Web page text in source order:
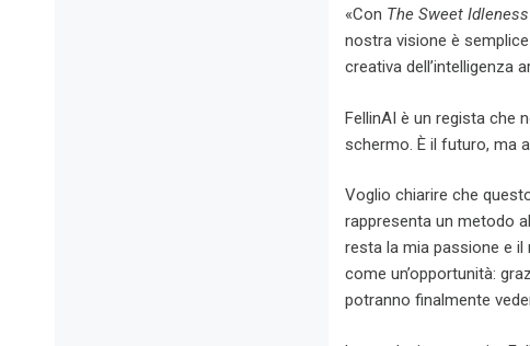
«Con The Sweet Idleness
nostra visione è
creativa dell’intelligenza
FellinAI è un regista che
schermo. È il futuro, ma
Voglio chiarire che
rappresenta un metodo
resta la mia passione e
come un’opportunità:
potranno finalmente